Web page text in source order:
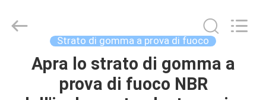
CASA
Strato di gomma a prova di fuoco
Apra lo strato di gomma a
prova di fuoco NBR